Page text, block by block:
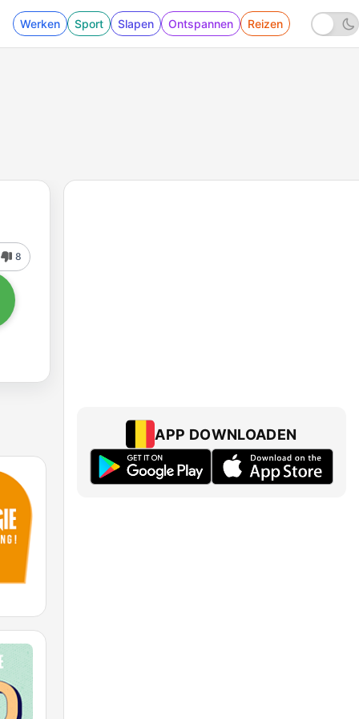
Werken Sport Slapen Ontspannen Reizen
8
APP DOWNLOADEN